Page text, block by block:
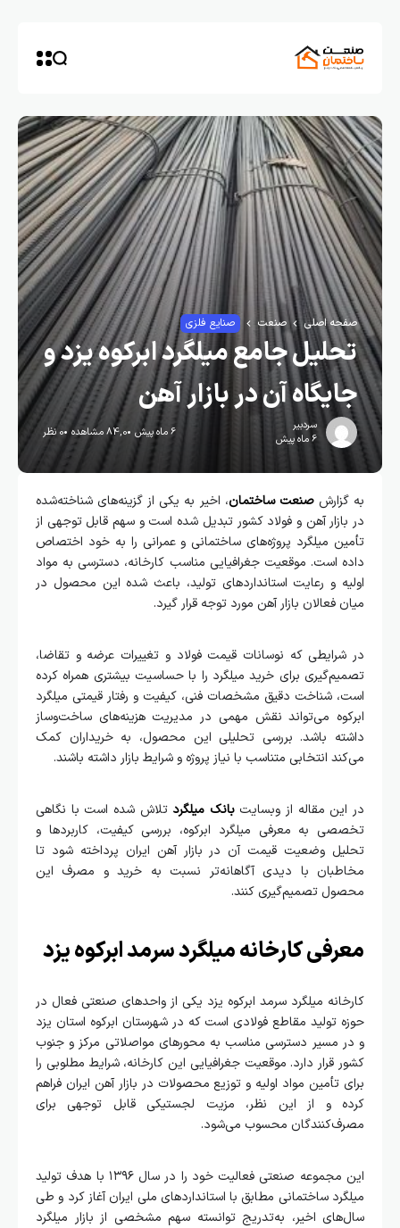
صفحه اصلی صنعت صنایع فلزی
تحلیل جامع میلگرد ابرکوه یزد و
جایگاه آن در بازار آهن
سردبیر
6 ماه پیش
6 ماه پیش 84,0 مشاهده 0 نظر
به گزارشصنعت ساختمان، اخیر به یکی از گزینه‌های شناخته‌شده
در بازار آهن و فولاد کشور تبدیل شده است و سهم قابل توجهی از
تأمین میلگرد پروژه‌های ساختمانی و عمرانی را به خود اختصاص
داده است. موقعیت جغرافیایی مناسب کارخانه، دسترسی به مواد
اولیه و رعایت استانداردهای تولید، باعث شده این محصول در
میان فعالان بازار آهن مورد توجه قرار گیرد.
در شرایطی که نوسانات قیمت فولاد و تغییرات عرضه و تقاضا،
تصمیم‌گیری برای خرید میلگرد را با حساسیت بیشتری همراه کرده
است، شناخت دقیق مشخصات فنی، کیفیت و رفتار قیمتی میلگرد
ابرکوه می‌تواند نقش مهمی در مدیریت هزینه‌های ساخت‌وساز
داشته باشد. بررسی تحلیلی این محصول، به خریداران کمک
می‌کند انتخابی متناسب با نیاز پروژه و شرایط بازار داشته باشند.
در این مقاله از وبسایتبانک میلگرد تلاش شده است با نگاهی
تخصصی به معرفی میلگرد ابرکوه، بررسی کیفیت، کاربردها و
تحلیل وضعیت قیمت آن در بازار آهن ایران پرداخته شود تا
مخاطبان با دیدی آگاهانه‌تر نسبت به خرید و مصرف این
محصول تصمیم‌گیری کنند.
معرفی کارخانه میلگرد سرمد ابرکوه یزد
کارخانه میلگرد سرمد ابرکوه یزد یکی از واحدهای صنعتی فعال در
حوزه تولید مقاطع فولادی است که در شهرستان ابرکوه استان یزد
و در مسیر دسترسی مناسب به محورهای مواصلاتی مرکز و جنوب
کشور قرار دارد. موقعیت جغرافیایی این کارخانه، شرایط مطلوبی را
برای تأمین مواد اولیه و توزیع محصولات در بازار آهن ایران فراهم
کرده و از این نظر، مزیت لجستیکی قابل توجهی برای
مصرف‌کنندگان محسوب می‌شود.
این مجموعه صنعتی فعالیت خود را در سال ۱۳۹۶ با هدف تولید
میلگرد ساختمانی مطابق با استانداردهای ملی ایران آغاز کرد و طی
سال‌های اخیر، به‌تدریج توانسته سهم مشخصی از بازار میلگرد